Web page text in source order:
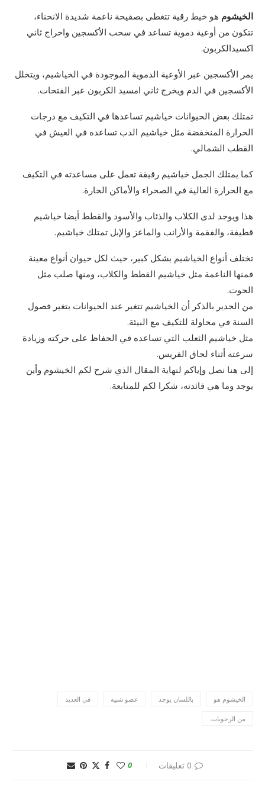
الخيشوم هو خيط رقية تتغطى بصفيحة ناعمة شديدة الانحناء،
تتكون من أوعية دموية تساعد في سحب الأكسجين واخراج ثاني
اكسيدالكربون.
يمر الأكسجين عبر الأوعية الدموية الموجودة في الخياشيم، ويتخلل
الأكسجين في الدم ويخرج ثاني امسيد الكربون عبر الفتحات.
تمتلك بعض الحيوانات خياشيم تساعدها في التكيف مع درجات
الحرارة المنخفضة مثل خياشيم الدب تساعده في العيش في
القطب الشمالي.
كما يمتلك الجمل خياشيم رقيقة تعمل على مساعدته في التكيف
مع الحرارة العالية في الصحراء والأماكن الحارة.
هذا ويوجد لدى الكلاب والذئاب والأسود والقطط أيضا خياشيم
قطيفة، والفقمة والأرانب والماعز والإبل تمتلك خياشيم.
تختلف أنواع الخياشيم بشكل كبير، حيث لكل حيوان أنواع معينة
فمنها الناعمة مثل خياشيم القطط والكلاب، ومنها صلب مثل
الحوت.
من الجدير بالذكر أن الخياشيم تتغير عند الحيوانات بتغير فصول
السنة في محاولة للتكيف مع البيئة.
مثل خياشيم الثعلب التي تساعده في الحفاظ على حركته وزيادة
سرعته أثناء لحاق الفريس.
إلى هنا نصل وإياكم لنهاية المقال الذي شرح لكم الخيشوم وأين
يوجد وما هي فائدته، شكرا لكم للمتابعة.
الخيشوم هو باللسان يوجد عضو شبيه في العديد
من الرخويات.
0 تعليقات 0